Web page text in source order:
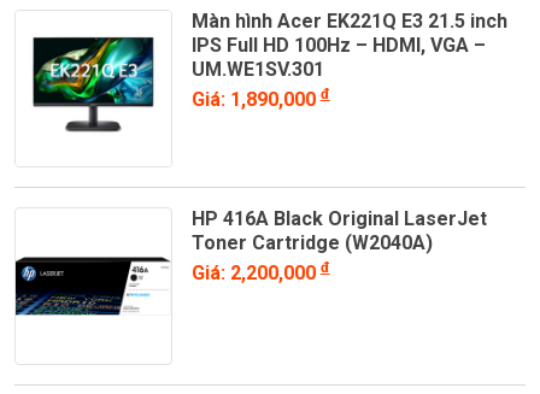
Màn hình Acer EK221Q E3 21.5 inch
IPS Full HD 100Hz – HDMI, VGA –
UM.WE1SV.301
Giá: 1,890,000đ
HP 416A Black Original LaserJet
Toner Cartridge (W2040A)
Giá: 2,200,000đ